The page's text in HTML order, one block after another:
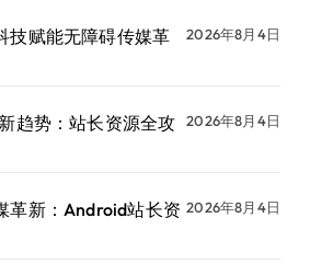
技赋能无障碍传媒革
2026年8月4日
趋势：站长资源全攻
2026年8月4日
革新：Android站长资 2026年8月4日